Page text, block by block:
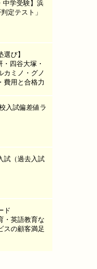
中学受験】浜
定テスト」
選び】
四谷大塚・
カミノ・グノ
費用と合格力
入試偏差値ラ
試（過去入試
ド
・英語教育な
スの顧客満足